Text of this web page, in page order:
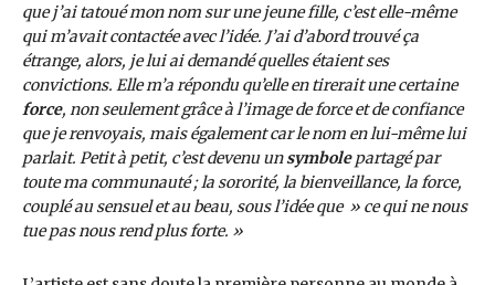
que j’ai tatoué mon nom sur une jeune fille, c’est elle-même
qui m’avait contactée avec l’idée. J’ai d’abord trouvé ça
étrange, alors, je lui ai demandé quelles étaient ses
convictions. Elle m’a répondu qu’elle en tirerait une certaine
force, non seulement grâce à l’image de force et de confiance
que je renvoyais, mais également car le nom en lui-même lui
parlait. Petit à petit, c’est devenu unsymbolepartagé par
toute ma communauté ; la sororité, la bienveillance, la force,
couplé au sensuel et au beau, sous l’idée que » ce qui ne nous
tue pas nous rend plus forte. »